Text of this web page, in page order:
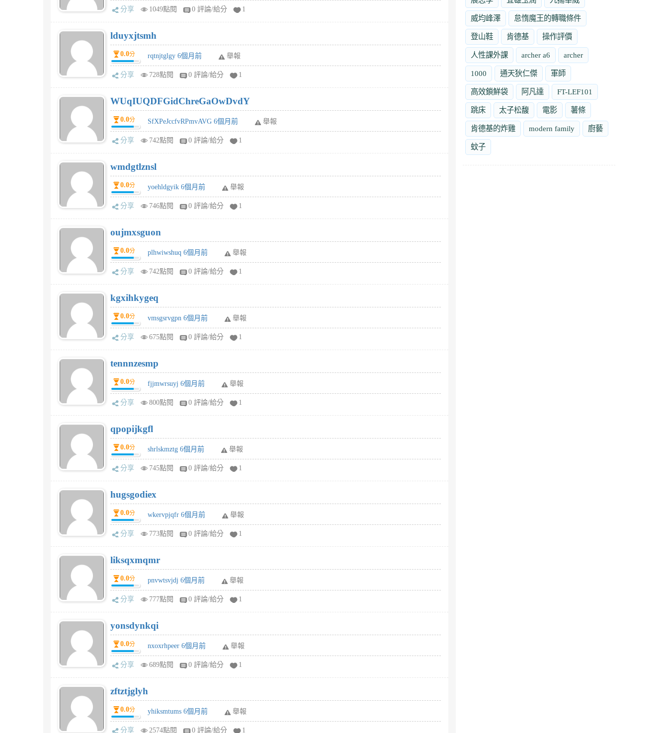
分享 1049點閱 0 評論/給分 1
lduyxjtsmh
0.0分 rqtnjtglgy 6個月前 舉報
分享 728點閱 0 評論/給分 1
WUqIUQDFGidChreGaOwDvdY
0.0分 SfXPeJccfvRPmvAVG 6個月前 舉報
分享 742點閱 0 評論/給分 1
wmdgtlznsl
0.0分 yoehldgyik 6個月前 舉報
分享 746點閱 0 評論/給分 1
oujmxsguon
0.0分 plhwiwshuq 6個月前 舉報
分享 742點閱 0 評論/給分 1
kgxihkygeq
0.0分 vmsgsrvgpn 6個月前 舉報
分享 675點閱 0 評論/給分 1
tennnzesmp
0.0分 fjjmwrsuyj 6個月前 舉報
分享 800點閱 0 評論/給分 1
qpopijkgfl
0.0分 shrlskmztg 6個月前 舉報
分享 745點閱 0 評論/給分 1
hugsgodiex
0.0分 wkervpjqfr 6個月前 舉報
分享 773點閱 0 評論/給分 1
liksqxmqmr
0.0分 pnvwtsvjdj 6個月前 舉報
分享 777點閱 0 評論/給分 1
yonsdynkqi
0.0分 nxoxrhpeer 6個月前 舉報
分享 689點閱 0 評論/給分 1
zftztjglyh
0.0分 yhiksmtums 6個月前 舉報
分享 2574點閱 0 評論/給分 1
威均峰澤 怠惰魔王的轉職條件
登山鞋 肯德基 操作評價
人性課外課 archer a6 archer
1000 通天狄仁傑 軍師
高效鎖鮮袋 阿凡達 FT-LEF101
跳床 太子松馥 電影 薯條
肯德基的炸雞 modern family 廚藝
蚊子